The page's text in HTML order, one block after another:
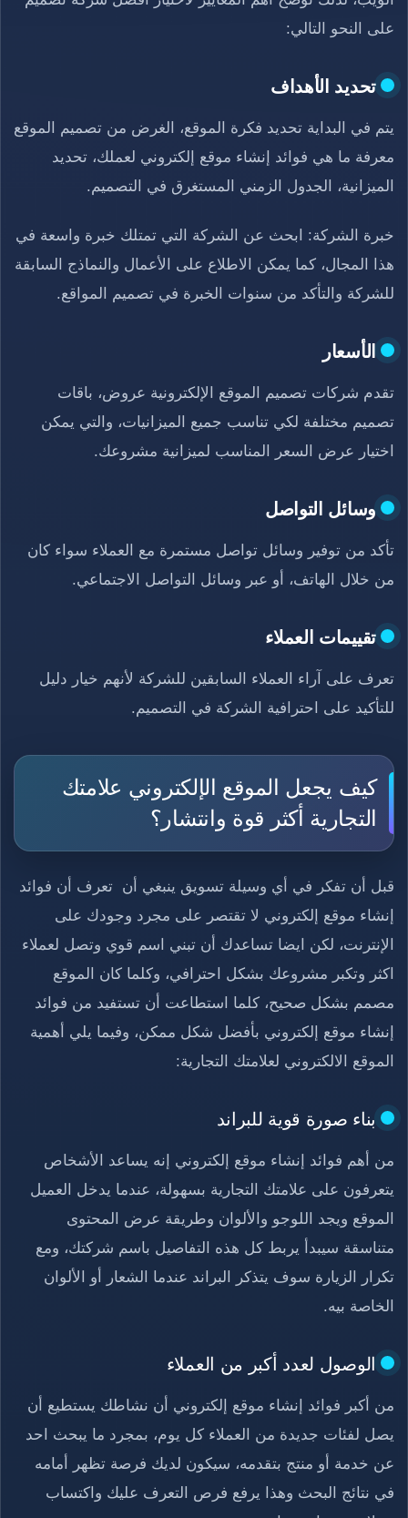
على النحو التالي:
تحديد الأهداف
يتم في البداية تحديد فكرة الموقع، الغرض من تصميم الموقع
معرفة ما هي فوائد إنشاء موقع إلكتروني لعملك، تحديد
الميزانية، الجدول الزمني المستغرق في التصميم.
خبرة الشركة: ابحث عن الشركة التي تمتلك خبرة واسعة في
هذا المجال، كما يمكن الاطلاع على الأعمال والنماذج السابقة
للشركة والتأكد من سنوات الخبرة في تصميم المواقع.
الأسعار
تقدم شركات تصميم الموقع الإلكترونية عروض، باقات
تصميم مختلفة لكي تناسب جميع الميزانيات، والتي يمكن
اختيار عرض السعر المناسب لميزانية مشروعك.
وسائل التواصل
تأكد من توفير وسائل تواصل مستمرة مع العملاء سواء كان
من خلال الهاتف، أو عبر وسائل التواصل الاجتماعي.
تقييمات العملاء
تعرف على آراء العملاء السابقين للشركة لأنهم خيار دليل
للتأكيد على احترافية الشركة في التصميم.
كيف يجعل الموقع الإلكتروني علامتك
التجارية أكثر قوة وانتشار؟
قبل أن تفكر في أي وسيلة تسويق ينبغي أن تعرف أن فوائد
إنشاء موقع إلكتروني لا تقتصر على مجرد وجودك على
الإنترنت، لكن ايضا تساعدك أن تبني اسم قوي وتصل لعملاء
اكثر وتكبر مشروعك بشكل احترافي، وكلما كان الموقع
مصمم بشكل صحيح، كلما استطاعت أن تستفيد من فوائد
إنشاء موقع إلكتروني بأفضل شكل ممكن، وفيما يلي أهمية
الموقع الالكتروني لعلامتك التجارية:
بناء صورة قوية للبراند
من أهم فوائد إنشاء موقع إلكتروني إنه يساعد الأشخاص
يتعرفون على علامتك التجارية بسهولة، عندما يدخل العميل
الموقع ويجد اللوجو والألوان وطريقة عرض المحتوى
متناسقة سيبدأ يربط كل هذه التفاصيل باسم شركتك، ومع
تكرار الزيارة سوف يتذكر البراند عندما الشعار أو الألوان
الخاصة بيه.
الوصول لعدد أكبر من العملاء
من أكبر فوائد إنشاء موقع إلكتروني أن نشاطك يستطيع أن
يصل لفئات جديدة من العملاء كل يوم، بمجرد ما يبحث احد
عن خدمة أو منتج بتقدمه، سيكون لديك فرصة تظهر أمامه
في نتائج البحث وهذا يرفع فرص التعرف عليك واكتساب